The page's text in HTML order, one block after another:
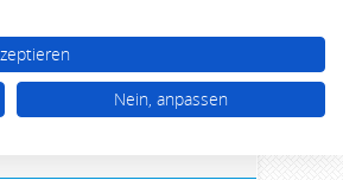
68 / 39 77 77
10.00 - 17.00 Uhr, Fr 10.00 - 16.00 Uhr
Nein, anpassen